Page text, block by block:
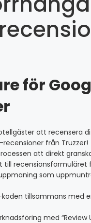
för
att recensera
från Truzzer!
att direkt
till recensionsformuläret
som
tillsammans med
med “Review